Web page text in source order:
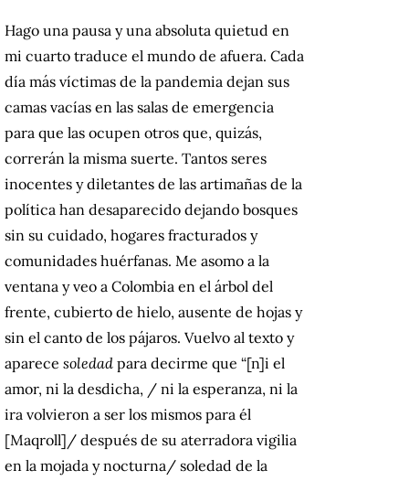
Hago una pausa y una absoluta quietud en
mi cuarto traduce el mundo de afuera. Cada
día más víctimas de la pandemia dejan sus
camas vacías en las salas de emergencia
para que las ocupen otros que, quizás,
correrán la misma suerte. Tantos seres
inocentes y diletantes de las artimañas de la
política han desaparecido dejando bosques
sin su cuidado, hogares fracturados y
comunidades huérfanas. Me asomo a la
ventana y veo a Colombia en el árbol del
frente, cubierto de hielo, ausente de hojas y
sin el canto de los pájaros. Vuelvo al texto y
aparece soledad para decirme que “[n]i el
amor, ni la desdicha, / ni la esperanza, ni la
ira volvieron a ser los mismos para él
[Maqroll]/ después de su aterradora vigilia
en la mojada y nocturna/ soledad de la